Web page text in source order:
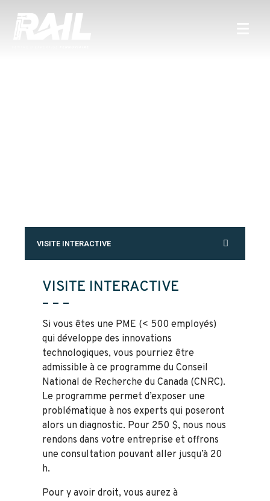
VISITE INTERACTIVE
VISITE INTERACTIVE
– – –
Si vous êtes une PME (< 500 employés)
qui développe des innovations
technologiques, vous pourriez être
admissible à ce programme du Conseil
National de Recherche du Canada (CNRC).
Le programme permet d’exposer une
problématique à nos experts qui poseront
alors un diagnostic. Pour 250 $, nous nous
rendons dans votre entreprise et offrons
une consultation pouvant aller jusqu’à 20
h.
Pour y avoir droit, vous aurez à